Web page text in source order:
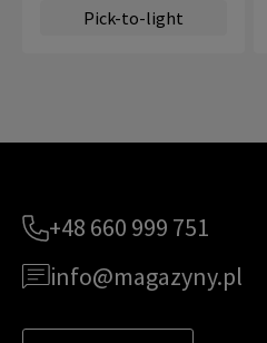
Pick-to-light
+48 660 999 751
info@magazyny.pl